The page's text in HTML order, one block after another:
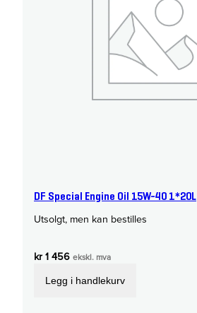
DF Special Engine Oil 15W-40 1*20L
Utsolgt, men kan bestilles
kr1 456 ekskl. mva
Legg i handlekurv